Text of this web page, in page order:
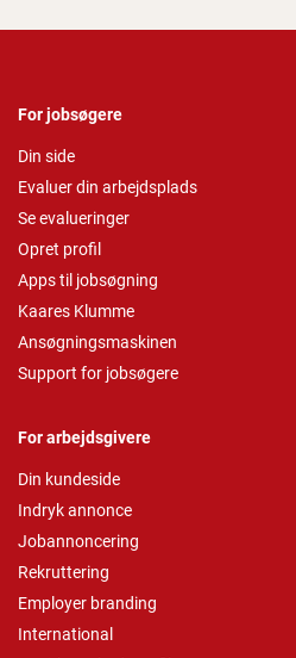
For jobsøgere
Din side
Evaluer din arbejdsplads
Se evalueringer
Opret profil
Apps til jobsøgning
Kaares Klumme
Ansøgningsmaskinen
Support for jobsøgere
For arbejdsgivere
Din kundeside
Indryk annonce
Jobannoncering
Rekruttering
Employer branding
International